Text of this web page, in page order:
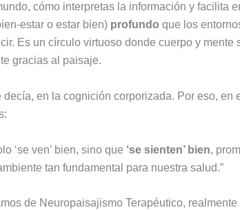
cómo interpretas la información y facilita
estar o estar bien) profundo que los
Es un círculo virtuoso donde cuerpo y mente
gracias al paisaje.
decía, en la cognición corporizada. Por eso, en
‘se ven’ bien, sino que ‘se sienten’ bien,
tan fundamental para nuestra salud.”
de Neuropaisajismo Terapéutico, realmente